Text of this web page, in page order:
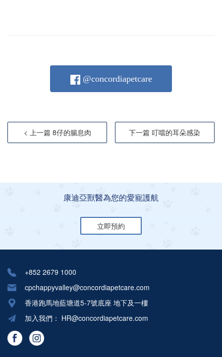
@concordiapetcare
< 上一篇 8仔的腸息肉 下一篇 叮噹的耳朵感染
康迪亞獸醫為您的愛寵護航
立即預約
+852 2679 1000
cpchappyvalley@concordiapetcare.com
香港跑馬地藍塘道5-7號底座 地下及一樓
加入我們： HR@concordiapetcare.com